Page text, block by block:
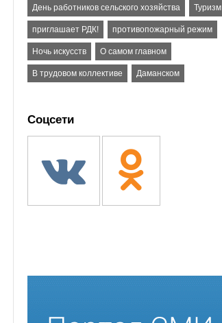
День работников сельского хозяйства Туризм
приглашает РДК! противопожарный режим
Ночь искусств О самом главном
В трудовом коллективе Даманском
Соцсети